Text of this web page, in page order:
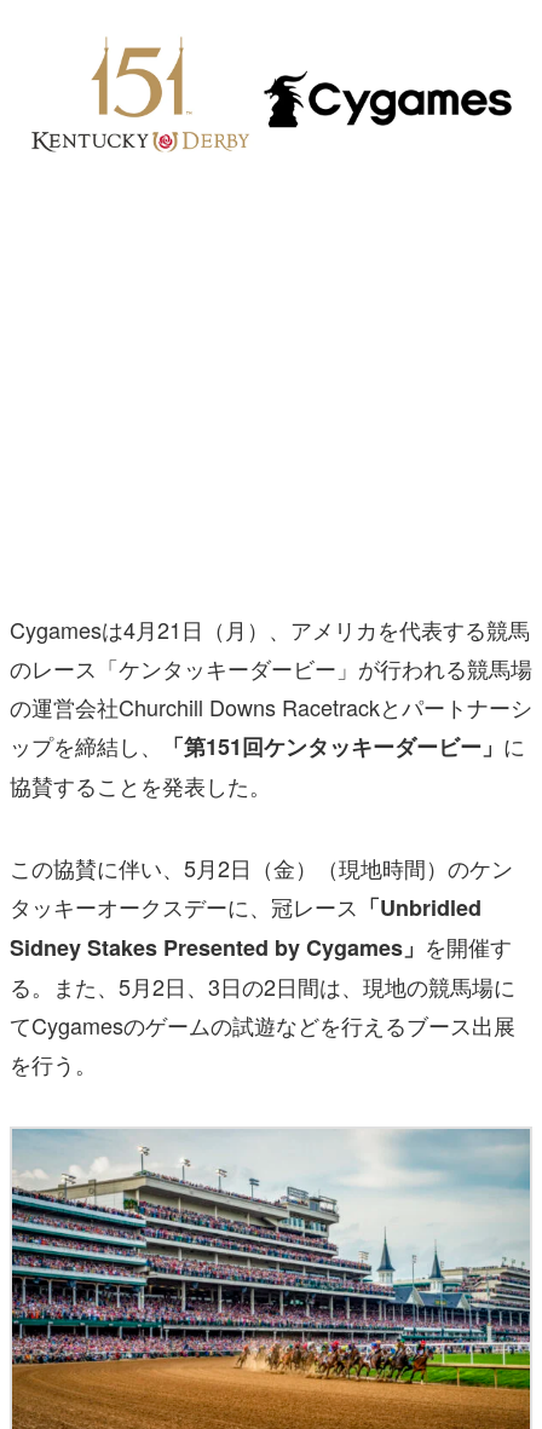
解説を掲載。約20年の歴史が一望できる決定版！
若ゲのいたり〜ゲームクリエイターの青春〜
『うつヌケ』『ペンと箸』等で知られるマンガ家・田中圭
一先生によるゲーム業界レポートマンガです。
その他
運営：株式会社マレ
Cygamesは4月21日（月）、アメリカを代表する競馬
のレース「ケンタッキーダービー」が行われる競馬場
の運営会社Churchill Downs Racetrackとパートナーシ
ップを締結し、
「第151回ケンタッキーダービー」 に
協賛することを発表した。
この協賛に伴い、5月2日（金）（現地時間）のケン
タッキーオークスデーに、冠レース 「Unbridled
Sidney Stakes Presented by Cygames」 を開催す
る。また、5月2日、3日の2日間は、現地の競馬場に
てCygamesのゲームの試遊などを行えるブース出展
を行う。